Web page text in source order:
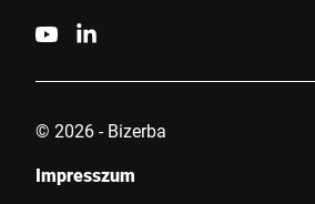
© 2026 - Bizerba
Impresszum